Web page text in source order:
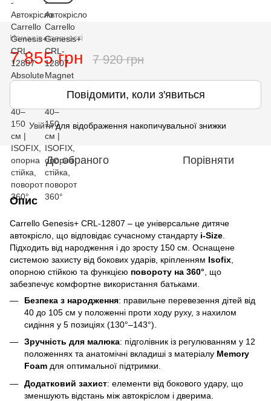
Немає в наявності
7 855 грн 7 920 грн
Повідомити, коли з'явиться
% Увійтидля відображення накопичувальної знижки
До обраного Порівняти
Опис
Carrello Genesis+ CRL-12807 – це універсальне дитяче
автокрісло, що відповідає сучасному стандарту i-Size
Підходить від народження і до зросту 150 см. Оснащене
системою захисту від бокових ударів, кріпленням Isofix
опорною стійкою та функцією повороту на 360° , що
забезпечує комфортне використання батьками.
Безпека з народження: правильне перевезення дітей від
40 до 105 см у положенні проти ходу руху, з нахилом
сидіння у 5 позиціях (130°–143°).
Зручність для малюка: підголівник із регулюванням у 12
положеннях та анатомічні вкладиші з матеріалу Memory
Foam для оптимальної підтримки.
Додатковий захист: елементи від бокового удару, що
зменшують відстань між автокріслом і дверима.